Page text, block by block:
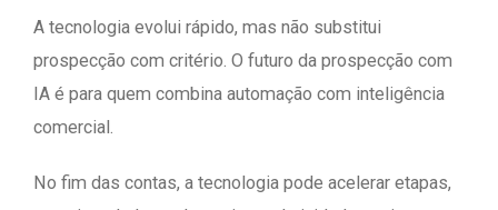
A tecnologia evolui rápido, mas não substitui
prospecção com critério. O futuro da prospecção com
IA é para quem combina automação com inteligência
comercial.
No fim das contas, a tecnologia pode acelerar etapas,